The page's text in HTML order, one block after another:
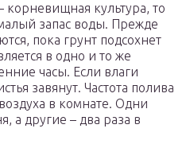
корневищная культура, то
запас воды. Прежде
пока грунт подсохнет
в одно и то же
часы. Если влаги
завянут. Частота полива
в комнате. Одни
а другие – два раза в